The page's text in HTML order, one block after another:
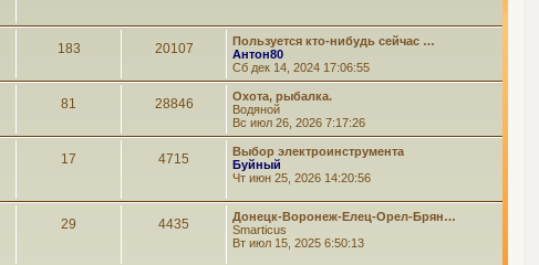
183 20107
Пользуется кто-нибудь сейчас …
Антон80
Сб дек 14, 2024 17:06:55
81 28846
Охота, рыбалка.
Водяной
Вс июл 26, 2026 7:17:26
17 4715
Выбор электроинструмента
Буйный
Чт июн 25, 2026 14:20:56
29 4435
Донецк-Воронеж-Елец-Орел-Брян…
Smarticus
Вт июл 15, 2025 6:50:13